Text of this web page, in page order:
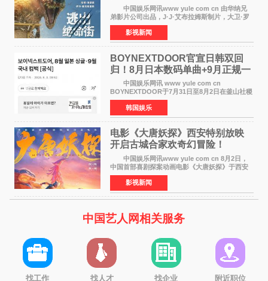
中国娱乐网讯www yule com cn 由华纳兄
弟影片公司出品，J·J·艾布拉姆斯制片，大卫·罗
伯特·米切尔执导，好莱坞巨星安妮·海瑟薇、伊万
·麦克格雷格主演的2026年暑期惊悚恐龙大片《逃
出绝命
影视新闻
BOYNEXTDOOR官宣日韩双回
归！8月日本数码单曲+9月正规一
辑改版
中国娱乐网讯 www yule com cn
BOYNEXTDOOR于7月31日至8月2日在釜山社稷
室内体育馆举办了BOYNEXTDOOR TOUR
&lsquo;KNOCK ON Vol 2&rsquo; IN
BUSAN，与当地粉丝共度难忘时光。 在演
韩国娱乐
电影《大唐妖探》西安特别放映
开启古城合家欢奇幻冒险！
中国娱乐网讯www yule com cn 8月2日，
中国首部喜剧探案动画电影《大唐妖探》于西安
举办特别放映活动。活动面向西安市民及广大游
客开放超前观影，让一众观众率先奔赴一场新奇
欢乐的大唐探案之
影视新闻
中国艺人网相关服务
找工作 找人才 找企业 附近职位